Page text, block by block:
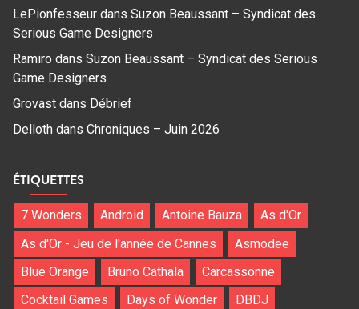
LePionfesseur dans Suzon Beaussant – Syndicat des
Serious Game Designers
Ramiro dans Suzon Beaussant – Syndicat des Serious
Game Designers
Grovast dans Débrief
Delloth dans Chroniques – Juin 2026
ÉTIQUETTES
7 Wonders Android Antoine Bauza
As d'Or
As d'Or - Jeu de l'année de Cannes
Asmodee
Blue Orange
Bruno Cathala
Carcassonne
Cocktail Games
Days of Wonder
DBDJ